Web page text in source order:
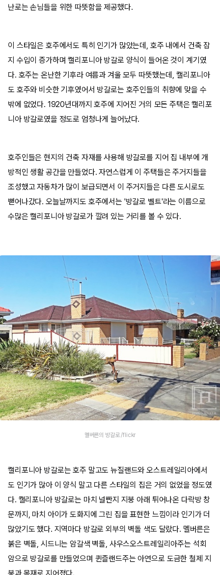
난로는 손님들을 위한 따뜻함을 제공했다.
이 스타일은 호주에서도 특히 인기가 많았는데, 호주 내에서 건축 잡
지 수입이 증가하며 캘리포니아 방갈로 양식이 들어온 것이 계기였
다. 호주는 온난한 기후라 여름과 겨울 모두 따뜻했는데, 캘리포니아
도 호주와 비슷한 기후였어서 방갈로는 호주인들의 취향에 맞을 수
밖에 없었다. 1920년대까지 호주에 지어진 거의 모든 주택은 캘리포
니아 방갈로였을 정도로 엄청나게 늘어났다.
호주인들은 현지의 건축 자재를 사용해 방갈로를 지어 집 내부에 개
방적인 생활 공간을 만들었다. 자연스럽게 이 주택들은 주거지들을
조성했고 자동차가 많이 보급되면서 이 주거지들은 다른 도시로도
뻗어나갔다. 오늘날까지도 호주에서는 '방갈로 벨트'라는 이름으로
수많은 캘리포니아 방갈로가 깔려 있는 거리를 볼 수 있다.
멜버른의 방갈로 /flickr
캘리포니아 방갈로는 호주 말고도 뉴질랜드와 오스트레일리아에서
도 인기가 많아 이 양식 말고 다른 스타일의 집은 거의 없었을 정도였
다. 캘리포니아 방갈로는 마치 널빤지 지붕 아래 튀어나온 다락방 창
문까지, 마치 아이가 도화지에 그린 집을 표현한 느낌이라 인기가 더
많았기도 했다. 지역마다 방갈로 외부의 벽돌 색도 달랐다. 멜버른은
붉은 벽돌, 시드니는 암갈색 벽돌, 사우스오스트레일리아주는 석회
암으로 방갈로를 만들었으며 퀸즐랜드주는 아연으로 도금한 철제 지